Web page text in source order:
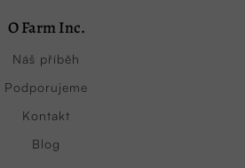
O Farm Inc.
Náš příběh
Podporujeme
Kontakt
Blog